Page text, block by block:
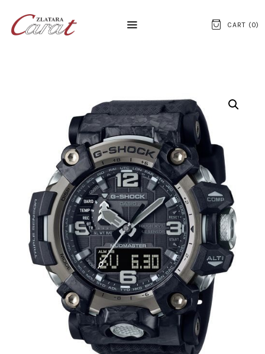
CART (0)
O NAMA
KONTAKT
SATOVI
SREBRNI NAKIT
ZLATNI NAKIT